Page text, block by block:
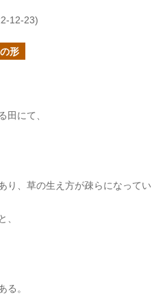
12-23)
形
田にて、
り、草の生え方が疎らになってい
、
る。